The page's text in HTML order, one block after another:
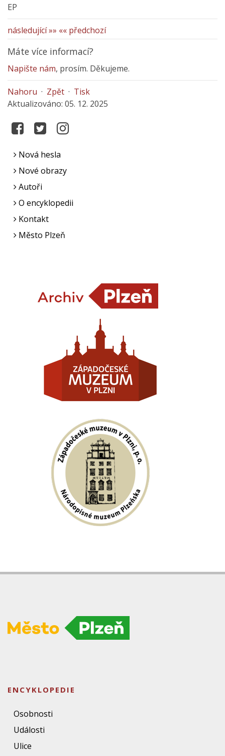
EP
následující »» «« předchozí
Máte více informací?
Napište nám, prosím. Děkujeme.
Nahoru · Zpět · Tisk
Aktualizováno: 05. 12. 2025
Nová hesla
Nové obrazy
Autoři
O encyklopedii
Kontakt
Město Plzeň
ENCYKLOPEDIE
Osobnosti
Události
Ulice